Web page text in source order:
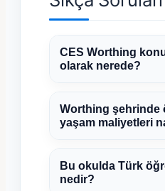
CES Worthing
olarak nerede?
Worthing şehrinde
yaşam maliyetleri
Bu okulda Türk
nedir?